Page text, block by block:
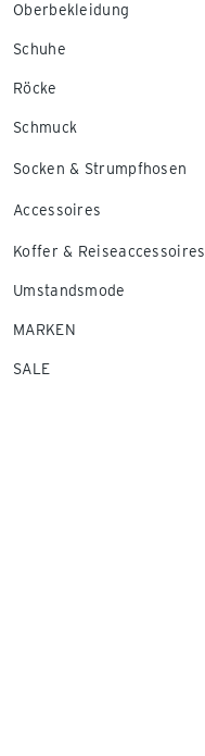
Oberbekleidung
Schuhe
Röcke
Schmuck
Socken & Strumpfhosen
Accessoires
Koffer & Reiseaccessoires
Umstandsmode
MARKEN
SALE